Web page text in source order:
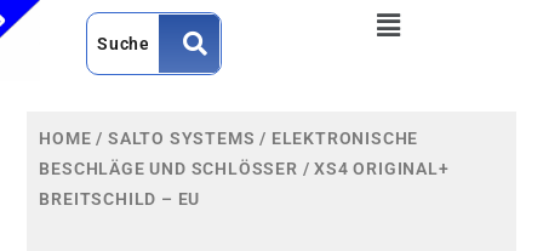
HOME /SALTO SYSTEMS / ELEKTRONISCHE
BESCHLÄGE UND SCHLÖSSER /XS4 ORIGINAL+
BREITSCHILD – EU